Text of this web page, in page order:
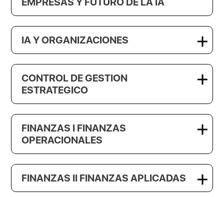
IA Y ORGANIZACIONES
CONTROL DE GESTION
ESTRATEGICO
FINANZAS I FINANZAS
OPERACIONALES
FINANZAS II FINANZAS APLICADAS